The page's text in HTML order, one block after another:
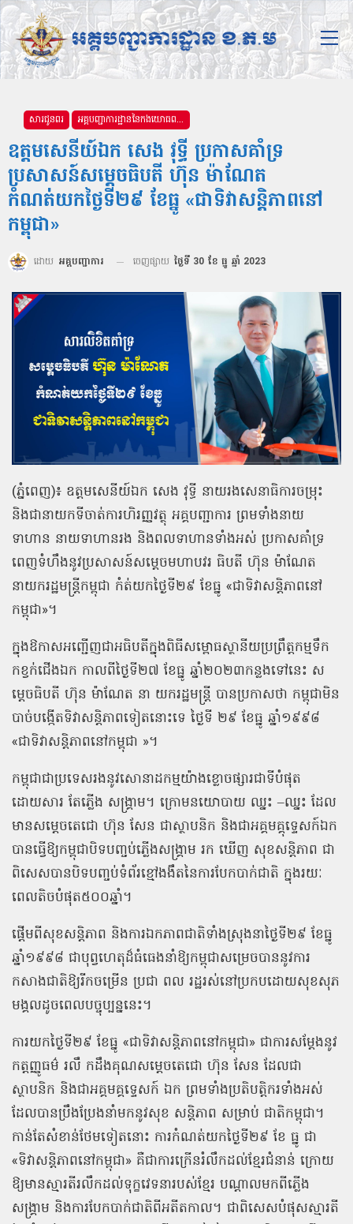
សារជូនពរ អគ្គបញ្ជាការដ្ឋាននៃកងយោធពលខេមរភូមិន្ទ
ឧត្តមសេនីយ៍ឯក សេង វុទ្ធី ប្រកាសគាំទ្រ
ប្រសាសន៍សម្តេចធិបតី ហ៊ុន ម៉ាណែត
កំណត់យកថ្ងៃទី២៩ ខែធ្នូ «ជាទិវាសន្តិភាពនៅ
កម្ពុជា»
ដោយ អគ្គបញ្ជាការ ចេញផ្សាយ ថ្ងៃទី 30 ខែ ធ្នូ ឆ្នាំ 2023
(ភ្នំពេញ)៖ ឧត្តមសេនីយ៍ឯក សេង វុទ្ធី នាយរងសេនាធិការចម្រុះ
និងជានាយកទីចាត់ការហិរញ្ញវត្ថុ អគ្គបញ្ជាការ ព្រមទាំងនាយ
ទាហាន នាយទាហានរង និងពលទាហានទាំងអស់ ប្រកាសគាំទ្រ
ពេញទំហឹងនូវប្រសាសន៍សម្តេចមហាបវរ ធិបតី ហ៊ុន ម៉ាណែត
នាយករដ្ឋមន្ត្រីកម្ពុជា កំត់យកថ្ងៃទី២៩ ខែធ្នូ «ជាទិវាសន្តិភាពនៅ
កម្ពុជា»។
ក្នុងឱកាសអញ្ជើញជាអធិបតីក្នុងពិធីសម្ពោធស្ថានីយប្រព្រឹត្តកម្មទឹក
កខ្វក់ជើងឯក កាលពីថ្ងៃទី២៧ ខែធ្នូ ឆ្នាំ២០២៣កន្លងទៅនេះ ស
ម្តេចធិបតី ហ៊ុន ម៉ាណែត នា យករដ្ឋមន្ត្រី បានប្រកាសថា កម្ពុជាមិន
បាច់បង្កើតទិវាសន្តិភាពទៀតនោះទេ ថ្ងៃទី ២៩ ខែធ្នូ ឆ្នាំ១៩៩៨
«ជាទិវាសន្តិភាពនៅកម្ពុជា »។
កម្ពុជាជាប្រទេសរងនូវសោនាដកម្មយ៉ាងខ្លោចផ្សារជាទីបំផុត
ដោយសារ តែភ្លើង សង្គ្រាម។ ក្រោមនយោបាយ ឈ្នះ –ឈ្នះ ដែល
មានសម្តេចតេជោ ហ៊ុន សែន ជាស្ថាបនិក និងជាអគ្គមគ្គុទ្ទេសក៍ឯក
បានធ្វើឱ្យកម្ពុជាបិទបញ្ចប់ភ្លើងសង្គ្រាម រក ឃើញ សុខសន្តិភាព ជា
ពិសេសបានបិទបញ្ចប់ទំព័រខ្មៅងងឹតនៃការបែកបាក់ជាតិ ក្នុងរយៈ
ពេលតិចបំផុត៥០០ឆ្នាំ។
ផ្តើមពីសុខសន្តិភាព និងការឯកភាពជាតិទាំងស្រុងនាថ្ងៃទី២៩ ខែធ្នូ
ឆ្នាំ១៩៩៨ ជាបុព្វហេតុដ៏ធំធេងនាំឱ្យកម្ពុជាសម្រេចបាននូវការ
កសាងជាតិឱ្យរីកចម្រើន ប្រជា ពល រដ្ឋរស់នៅប្រកបដោយសុខសុភ
មង្គលដូចពេលបច្ចុប្បន្ននេះ។
ការយកថ្ងៃទី២៩ ខែធ្នូ «ជាទិវាសន្តិភាពនៅកម្ពុជា» ជាការសម្តែងនូវ
កត្តញ្ញូធម៌ រលឹ កដឹងគុណសម្តេចតេជោ ហ៊ុន សែន ដែលជា
ស្ថាបនិក និងជាអគ្គមគ្គទ្ទេសក៍ ឯក ព្រមទាំងប្រតិបត្តិករទាំងអស់
ដែលបានប្រឹងប្រែងនាំមកនូវសុខ សន្តិភាព សម្រាប់ ជាតិកម្ពុជា។
កាន់តែសំខាន់ថែមទៀតនោះ ការកំណត់យកថ្ងៃទី២៩ ខែ ធ្នូ ជា
«ទិវាសន្តិភាពនៅកម្ពុជា» គឺជាការក្រើនរំលឹកដល់ខ្មែរជំនាន់ ក្រោយ
ឱ្យមានស្មារតីរលឹកដល់ទុក្ខវេទនារបស់ខ្មែរ បណ្តាលមកពីភ្លើង
សង្គ្រាម និងការបែកបាក់ជាតិពីអតីតកាល។ ជាពិសេសបំផុសស្មារតី